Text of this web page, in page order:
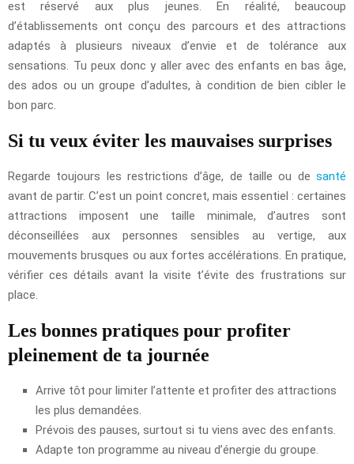
est réservé aux plus jeunes. En réalité, beaucoup
d’établissements ont conçu des parcours et des attractions
adaptés à plusieurs niveaux d’envie et de tolérance aux
sensations. Tu peux donc y aller avec des enfants en bas âge,
des ados ou un groupe d’adultes, à condition de bien cibler le
bon parc.
Si tu veux éviter les mauvaises surprises
Regarde toujours les restrictions d’âge, de taille ou de santé
avant de partir. C’est un point concret, mais essentiel : certaines
attractions imposent une taille minimale, d’autres sont
déconseillées aux personnes sensibles au vertige, aux
mouvements brusques ou aux fortes accélérations. En pratique,
vérifier ces détails avant la visite t’évite des frustrations sur
place.
Les bonnes pratiques pour profiter
pleinement de ta journée
Arrive tôt pour limiter l’attente et profiter des attractions
les plus demandées.
Prévois des pauses, surtout si tu viens avec des enfants.
Adapte ton programme au niveau d’énergie du groupe.